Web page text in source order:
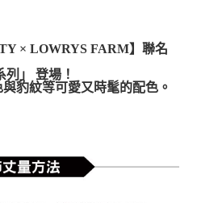
× LOWRYS FARM】聯名
列」 登場！
豹紋等可愛又時髦的配色。